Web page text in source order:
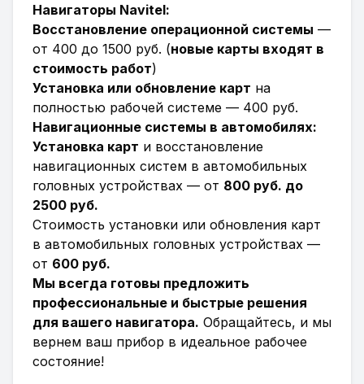
Навигаторы Navitel:
Восстановление операционной системы —
от 400 до 1500 руб. (новые карты входят в
стоимость работ)
Установка или обновление карт на
полностью рабочей системе — 400 руб.
Навигационные системы в автомобилях:
Установка карт и восстановление
навигационных систем в автомобильных
головных устройствах — от 800 руб. до
2500 руб.
Стоимость установки или обновления карт
в автомобильных головных устройствах —
от 600 руб.
Мы всегда готовы предложить
профессиональные и быстрые решения
для вашего навигатора. Обращайтесь, и мы
вернем ваш прибор в идеальное рабочее
состояние!